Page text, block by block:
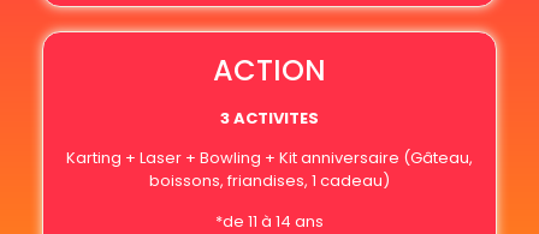
ACTION
3 ACTIVITES
Karting + Laser + Bowling + Kit anniversaire (Gâteau,
boissons, friandises, 1 cadeau)
*de 11 à 14 ans